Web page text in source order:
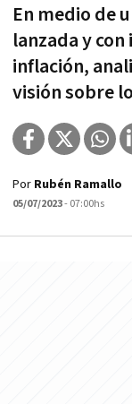
En medio de
lanzada y
inflación,
visión sobre
Por Rubén Ramallo
05/07/2023- 07:00hs